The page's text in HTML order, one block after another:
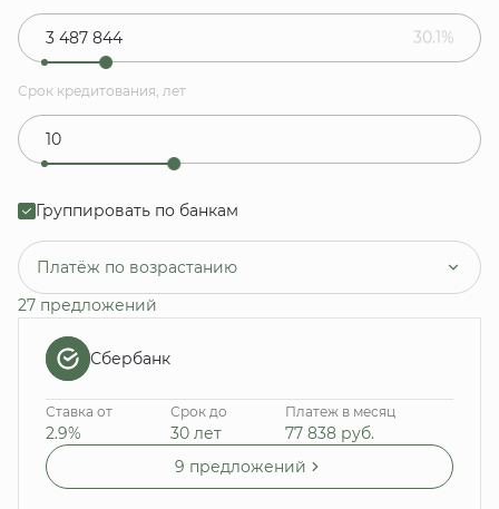
30.1%
Срок кредитования, лет
Группировать по банкам
Платёж по возрастанию
27 предложений
Сбербанк
Ставка от
2.9%
Срок до
30 лет
Платеж в месяц
77 838 руб.
9 предложений